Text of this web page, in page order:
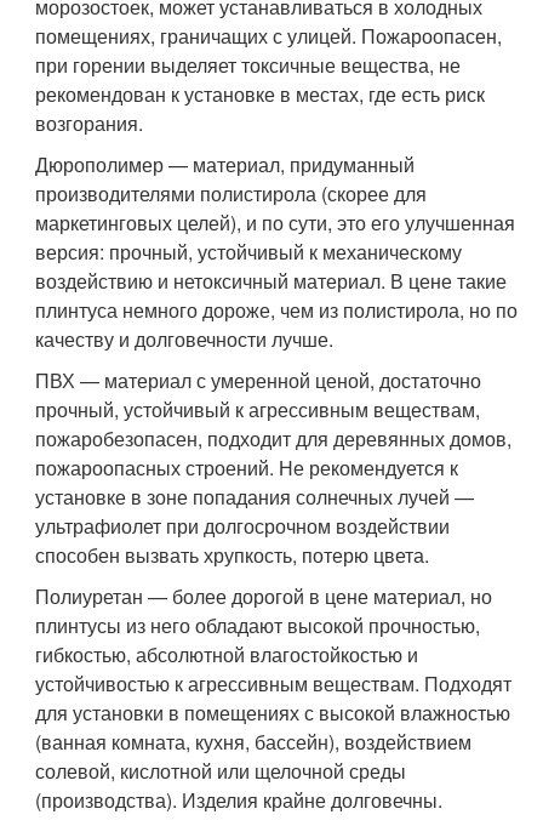
морозостоек, может устанавливаться в холодных
помещениях, граничащих с улицей. Пожароопасен,
при горении выделяет токсичные вещества, не
рекомендован к установке в местах, где есть риск
возгорания.
Дюрополимер — материал, придуманный
производителями полистирола (скорее для
маркетинговых целей), и по сути, это его улучшенная
версия: прочный, устойчивый к механическому
воздействию и нетоксичный материал. В цене такие
плинтуса немного дороже, чем из полистирола, но по
качеству и долговечности лучше.
ПВХ — материал с умеренной ценой, достаточно
прочный, устойчивый к агрессивным веществам,
пожаробезопасен, подходит для деревянных домов,
пожароопасных строений. Не рекомендуется к
установке в зоне попадания солнечных лучей —
ультрафиолет при долгосрочном воздействии
способен вызвать хрупкость, потерю цвета.
Полиуретан — более дорогой в цене материал, но
плинтусы из него обладают высокой прочностью,
гибкостью, абсолютной влагостойкостью и
устойчивостью к агрессивным веществам. Подходят
для установки в помещениях с высокой влажностью
(ванная комната, кухня, бассейн), воздействием
солевой, кислотной или щелочной среды
(производства). Изделия крайне долговечны.